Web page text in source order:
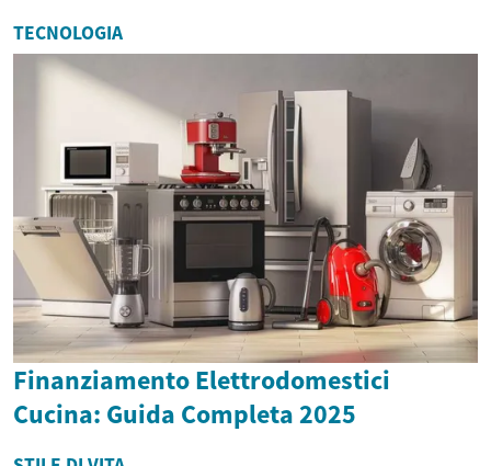
TECNOLOGIA
Finanziamento Elettrodomestici
Cucina: Guida Completa 2025